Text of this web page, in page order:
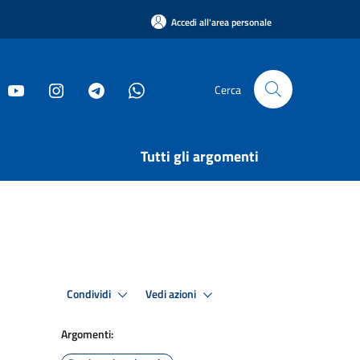
Accedi all'area personale
Cerca
Tutti gli argomenti
Condividi Vedi azioni
Argomenti: